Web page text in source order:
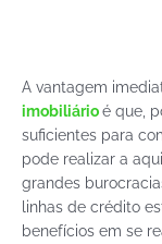
A vantagem
imobiliárioé que,
suficientes para
pode realizar a
grandes
linhas de crédito
benefícios em se